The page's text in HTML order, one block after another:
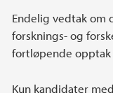
Endelig vedtak om
forsknings- og
fortløpende
Kun kandidater